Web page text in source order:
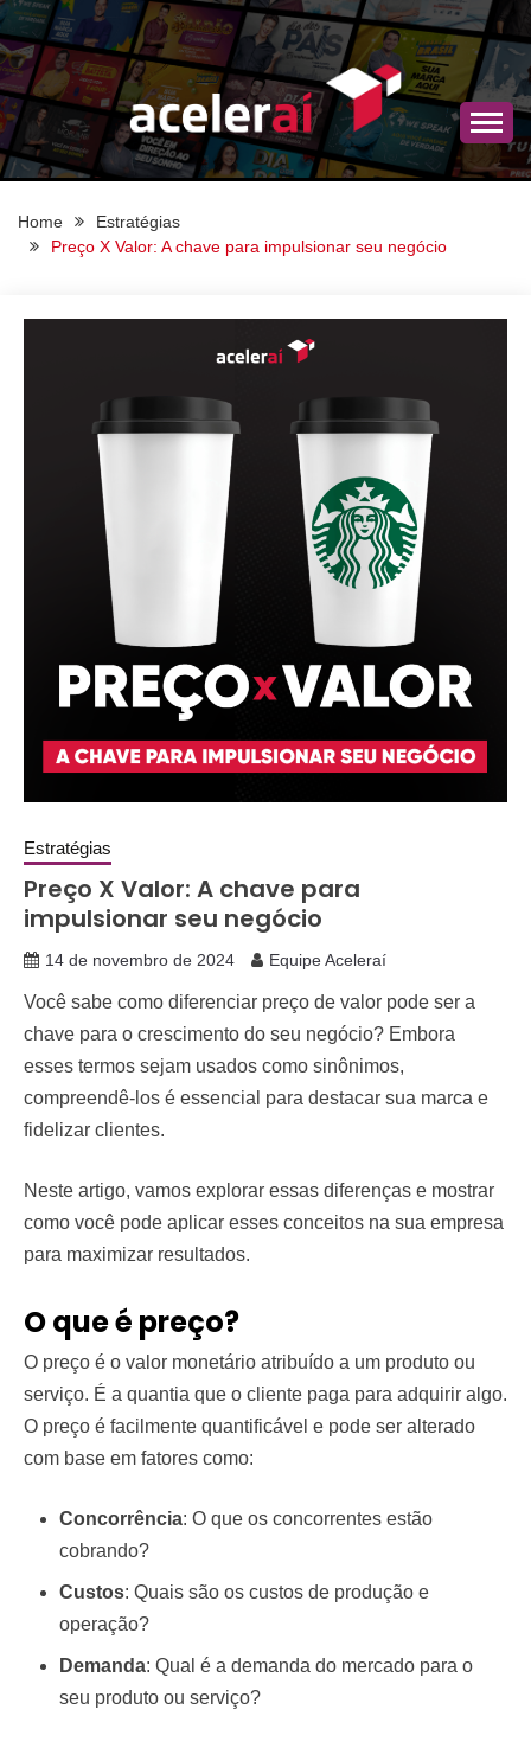
Skip
to
content
BLOG ACELERAÍ
Estratégias de marketing de autoridade, campanhas
com celebridades e planejamento comercial para
Home
Estratégias
Preço X Valor: A chave para impulsionar seu negócio
Estratégias
Preço X Valor: A chave para
impulsionar seu negócio
14 de novembro de 2024 Equipe Aceleraí
Você sabe como diferenciar preço de valor pode ser a
chave para o crescimento do seu negócio? Embora
esses termos sejam usados como sinônimos,
compreendê-los é essencial para destacar sua marca e
fidelizar clientes.
Neste artigo, vamos explorar essas diferenças e mostrar
como você pode aplicar esses conceitos na sua empresa
para maximizar resultados.
O que é preço?
O preço é o valor monetário atribuído a um produto ou
serviço. É a quantia que o cliente paga para adquirir algo.
O preço é facilmente quantificável e pode ser alterado
com base em fatores como:
Concorrência: O que os concorrentes estão
cobrando?
Custos: Quais são os custos de produção e
operação?
Demanda: Qual é a demanda do mercado para o
seu produto ou serviço?